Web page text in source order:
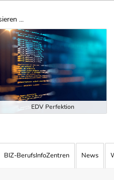
...
EDV Perfektion
BIZ-BerufsInfoZentren News